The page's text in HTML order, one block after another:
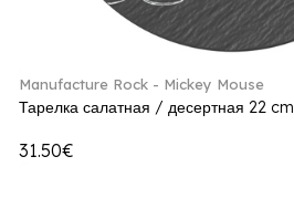
Manufacture Rock - Mickey Mouse
Тарелка салатная / десертная 22 cm
31.50€